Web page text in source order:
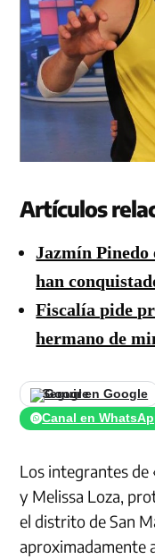
Artículos
Jazmín Pinedo
han
Fiscalía pide
hermano de
Seguir en Google
Canal en
Los integrantes de
y Melissa Loza,
el distrito de San
aproximadamente